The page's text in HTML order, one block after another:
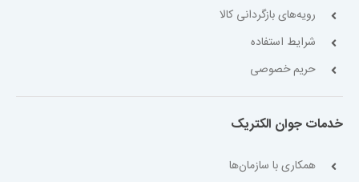
رویه‌های بازگردانی کالا
شرایط استفاده
حریم خصوصی
خدمات جوان الکتریک
همکاری با سازمان‌ها